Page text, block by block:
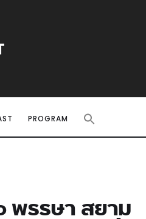
PROGRAM
พรรษา สยาม